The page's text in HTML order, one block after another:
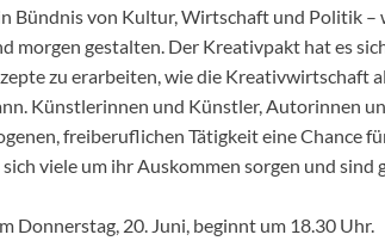
Bündnis von Kultur, Wirtschaft und Politik –
morgen gestalten. Der Kreativpakt hat es
zu erarbeiten, wie die Kreativwirtschaft
Künstlerinnen und Künstler, Autorinnen
freiberuflichen Tätigkeit eine Chance
viele um ihr Auskommen sorgen und sind
Donnerstag, 20. Juni, beginnt um 18.30 Uhr.